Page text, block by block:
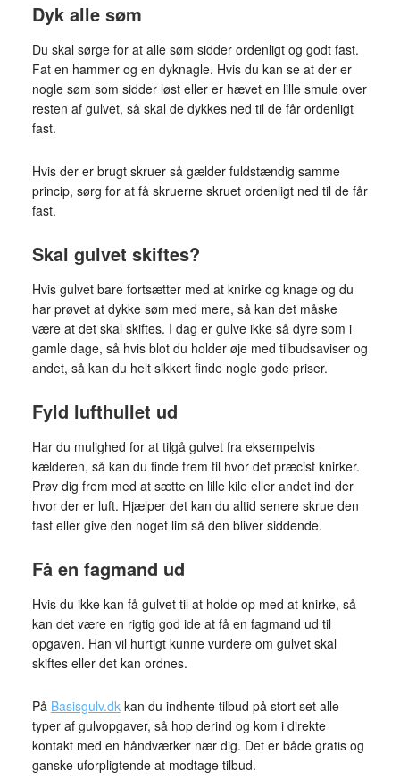
Dyk alle søm
Du skal sørge for at alle søm sidder ordenligt og godt fast.
Fat en hammer og en dyknagle. Hvis du kan se at der er
nogle søm som sidder løst eller er hævet en lille smule over
resten af gulvet, så skal de dykkes ned til de får ordenligt
fast.
Hvis der er brugt skruer så gælder fuldstændig samme
princip, sørg for at få skruerne skruet ordenligt ned til de får
fast.
Skal gulvet skiftes?
Hvis gulvet bare fortsætter med at knirke og knage og du
har prøvet at dykke søm med mere, så kan det måske
være at det skal skiftes. I dag er gulve ikke så dyre som i
gamle dage, så hvis blot du holder øje med tilbudsaviser og
andet, så kan du helt sikkert finde nogle gode priser.
Fyld lufthullet ud
Har du mulighed for at tilgå gulvet fra eksempelvis
kælderen, så kan du finde frem til hvor det præcist knirker.
Prøv dig frem med at sætte en lille kile eller andet ind der
hvor der er luft. Hjælper det kan du altid senere skrue den
fast eller give den noget lim så den bliver siddende.
Få en fagmand ud
Hvis du ikke kan få gulvet til at holde op med at knirke, så
kan det være en rigtig god ide at få en fagmand ud til
opgaven. Han vil hurtigt kunne vurdere om gulvet skal
skiftes eller det kan ordnes.
På Basisgulv.dkkan du indhente tilbud på stort set alle
typer af gulvopgaver, så hop derind og kom i direkte
kontakt med en håndværker nær dig. Det er både gratis og
ganske uforpligtende at modtage tilbud.